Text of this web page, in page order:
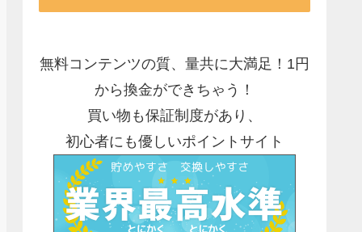
無料コンテンツの質、量共に大満足！1円
から換金ができちゃう！
買い物も保証制度があり、
初心者にも優しいポイントサイト